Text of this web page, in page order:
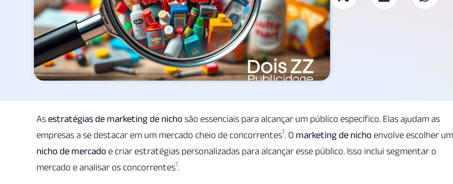
Asestratégias de marketing de nicho são essenciais para alcançar um público específico. Elas ajudam as
empresas a se destacar em um mercado cheio de concorrentes1. O marketing de nicho envolve escolher um
nicho de mercado e criar estratégias personalizadas para alcançar esse público. Isso inclui segmentar o
mercado e analisar os concorrentes1.